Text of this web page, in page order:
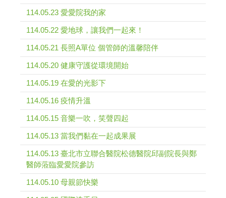
114.05.23 愛愛院我的家
114.05.22 愛地球，讓我們一起來！
114.05.21 長照A單位 個管師的溫馨陪伴
114.05.20 健康守護從環境開始
114.05.19 在愛的光影下
114.05.16 疫情升溫
114.05.15 音樂一吹，笑聲四起
114.05.13 當我們黏在一起成果展
114.05.13 臺北市立聯合醫院松德醫院邱副院長與鄭
醫師蒞臨愛愛院參訪
114.05.10 母親節快樂